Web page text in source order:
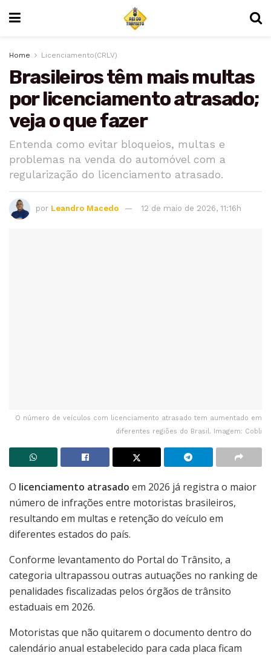
Home Licenciamento(CRLV)
Brasileiros têm mais multas
por licenciamento atrasado;
veja o que fazer
Entenda como evitar bloqueios, multas e
problemas na venda do automóvel com a
regularização do licenciamento atrasado.
por Leandro Macedo 12 de maio de 2026, 11:16h
O número de veículos com licenciamento atrasado tem aumentado em
diferentes regiões do Brasil. Imagem: Cobli
O licenciamento atrasado em 2026 já registra o maior
número de infrações entre motoristas brasileiros,
resultando em multas e retenção do veículo em
diferentes estados do país.
Conforme levantamento do Portal do Trânsito, a
categoria ultrapassou outras autuações no ranking de
penalidades fiscalizadas pelos órgãos de trânsito
estaduais em 2026.
Motoristas que não quitarem o documento dentro do
calendário anual estabelecido para cada placa ficam